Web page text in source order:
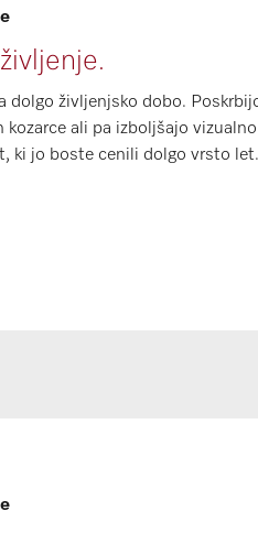
dolgo življenjsko dobo.
kozarce ali pa izboljšajo
ki jo boste cenili dolgo vrsto let.